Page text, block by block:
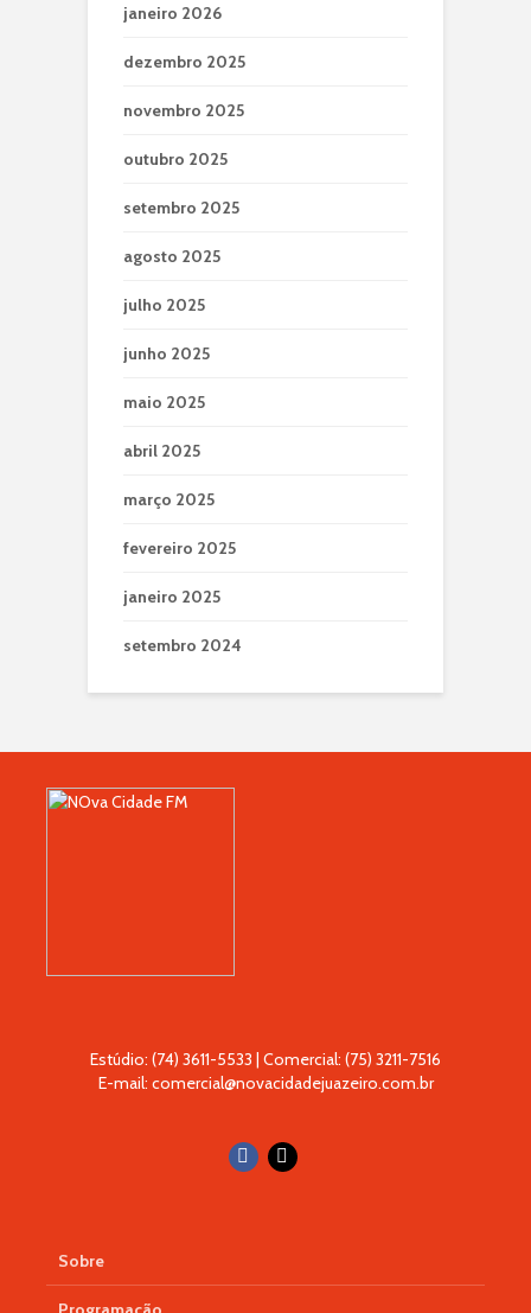
janeiro 2026
dezembro 2025
novembro 2025
outubro 2025
setembro 2025
agosto 2025
julho 2025
junho 2025
maio 2025
abril 2025
março 2025
fevereiro 2025
janeiro 2025
setembro 2024
Estúdio: (74) 3611-5533 | Comercial: (75) 3211-7516
E-mail: comercial@novacidadejuazeiro.com.br
Sobre